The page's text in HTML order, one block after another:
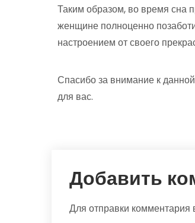
Таким образом, во время сна
женщине полноценно
настроением от своего
Спасибо за внимание к
для вас.
Добавить
Для отправки